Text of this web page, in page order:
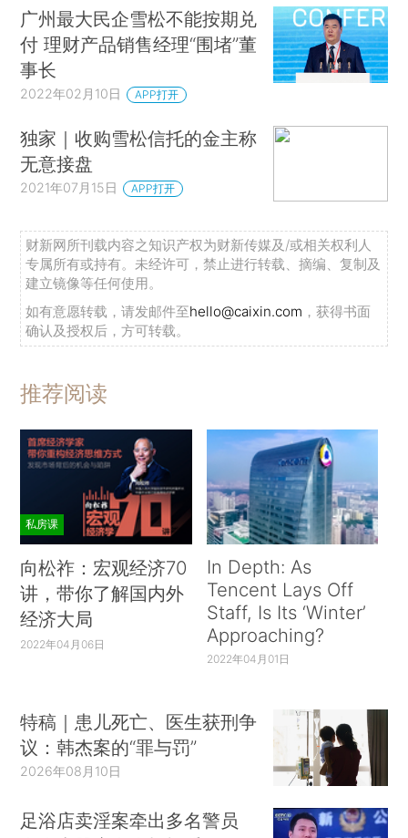
广州最大民企雪松不能按期兑
付 理财产品销售经理“围堵”董
事长
2022年02月10日 APP打开
独家｜收购雪松信托的金主称
无意接盘
2021年07月15日 APP打开
财新网所刊载内容之知识产权为财新传媒及/或相关权利人
专属所有或持有。未经许可，禁止进行转载、摘编、复制及
建立镜像等任何使用。
如有意愿转载，请发邮件至hello@caixin.com ，获得书面
确认及授权后，方可转载。
推荐阅读
私房课
向松祚：宏观经济70
讲，带你了解国内外
经济大局
2022年04月06日
In Depth: As
Tencent Lays Off
Staff, Is Its ‘Winter’
Approaching?
2022年04月01日
特稿｜患儿死亡、医生获刑争
议：韩杰案的“罪与罚”
2026年08月10日
足浴店卖淫案牵出多名警员